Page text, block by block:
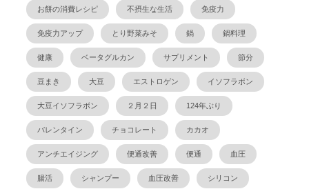
お餅の消費レシピ 不摂生な生活 免疫力
免疫力アップ とり野菜みそ 鍋 鍋料理
健康 ベータグルカン サプリメント 節分
豆まき 大豆 エストロゲン イソフラボン
大豆イソフラボン ２月２日 124年ぶり
バレンタイン チョコレート カカオ
アンチエイジング 便通改善 便通 血圧
腸活 シャンプー 血圧改善 シリコン